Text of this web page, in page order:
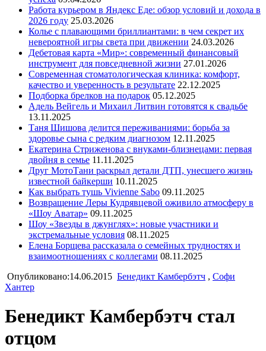
Работа курьером в Яндекс Еде: обзор условий и дохода в
2026 году 25.03.2026
Колье с плавающими бриллиантами: в чем секрет их
невероятной игры света при движении 24.03.2026
Дебетовая карта «Мир»: современный финансовый
инструмент для повседневной жизни 27.01.2026
Современная стоматологическая клиника: комфорт,
качество и уверенность в результате 22.12.2025
Подборка брелков на подарок 05.12.2025
Адель Вейгель и Михаил Литвин готовятся к свадьбе
13.11.2025
Таня Шишова делится переживаниями: борьба за
здоровье сына с редким диагнозом 12.11.2025
Екатерина Стриженова с внуками-близнецами: первая
двойня в семье 11.11.2025
Друг МотоТани раскрыл детали ДТП, унесшего жизнь
известной байкерши 10.11.2025
Как выбрать тушь Vivienne Sabo 09.11.2025
Возвращение Леры Кудрявцевой оживило атмосферу в
«Шоу Аватар» 09.11.2025
Шоу «Звезды в джунглях»: новые участники и
экстремальные условия 08.11.2025
Елена Борщева рассказала о семейных трудностях и
взаимоотношениях с коллегами 08.11.2025
Опубликовано:14.06.2015 Бенедикт Камбербэтч , Софи
Хантер
Бенедикт Камбербэтч стал
отцом